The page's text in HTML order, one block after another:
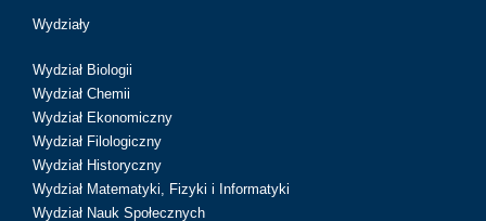
Wydziały
Wydział Biologii
Wydział Chemii
Wydział Ekonomiczny
Wydział Filologiczny
Wydział Historyczny
Wydział Matematyki, Fizyki i Informatyki
Wydział Nauk Społecznych